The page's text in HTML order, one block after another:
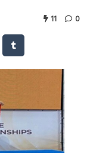
11 0